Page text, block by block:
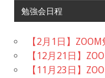
勉強会日程
【2月1日】
【12月21日】
【11月23日】